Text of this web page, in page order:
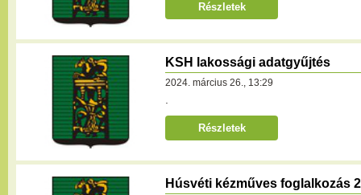
Részletek
KSH lakossági adatgyűjtés
2024. március 26., 13:29
Részletek
Húsvéti kézműves foglalkozás